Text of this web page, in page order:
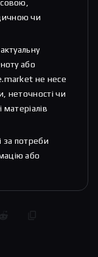
чи
або
не несе
неточності чи
за потреби
або